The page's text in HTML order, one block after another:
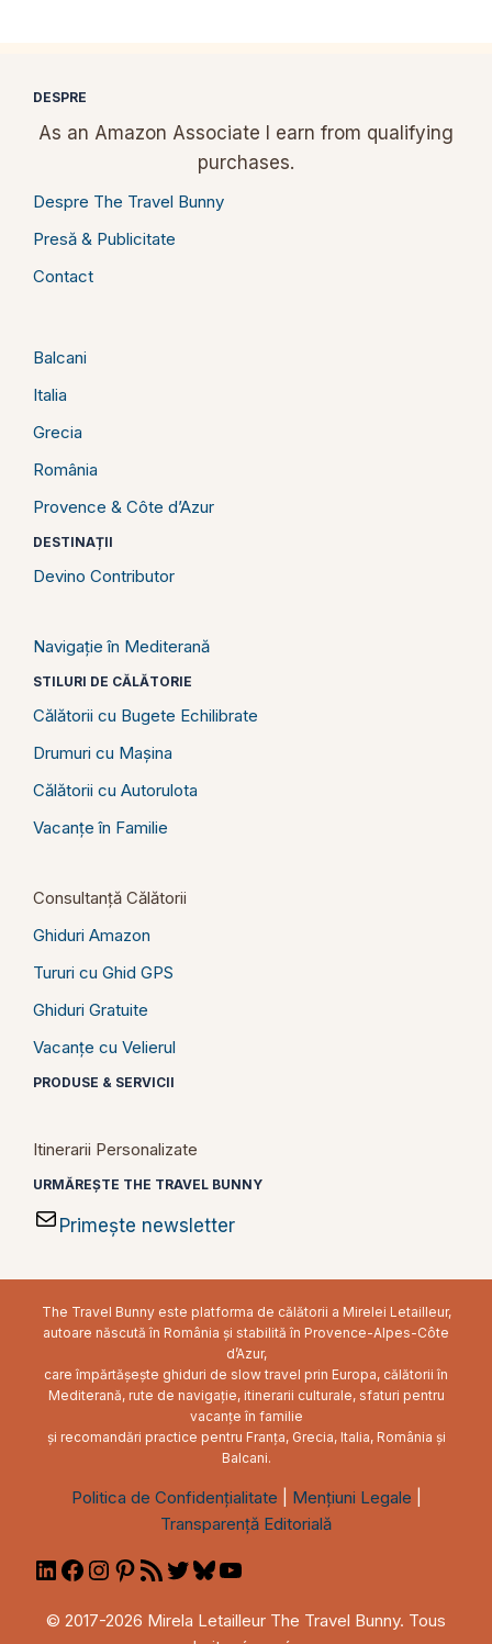
DESPRE
As an Amazon Associate I earn from qualifying
purchases.
Despre The Travel Bunny
Presă & Publicitate
Contact
Balcani
Italia
Grecia
România
Provence & Côte d’Azur
DESTINAȚII
Devino Contributor
Navigație în Mediterană
STILURI DE CĂLĂTORIE
Călătorii cu Bugete Echilibrate
Drumuri cu Mașina
Călătorii cu Autorulota
Vacanțe în Familie
Consultanță Călătorii
Ghiduri Amazon
Tururi cu Ghid GPS
Ghiduri Gratuite
Vacanțe cu Velierul
PRODUSE & SERVICII
Itinerarii Personalizate
URMĂREȘTE THE TRAVEL BUNNY
Primește newsletter
The Travel Bunny este platforma de călătorii a Mirelei Letailleur,
autoare născută în România și stabilită în Provence-Alpes-Côte
d’Azur,
care împărtășește ghiduri de slow travel prin Europa, călătorii în
Mediterană, rute de navigație, itinerarii culturale, sfaturi pentru
vacanțe în familie
și recomandări practice pentru Franța, Grecia, Italia, România și
Balcani.
Politica de Confidențialitate Mențiuni Legale
Transparență Editorială
LinkedIn
Facebook
Instagram
Pinterest
RSSTwitterBluesky
© 2017-2026 Mirela Letailleur The Travel Bunny. Tous